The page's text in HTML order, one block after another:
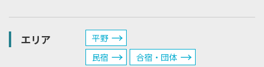
エリア 平野
民宿
合宿・団体